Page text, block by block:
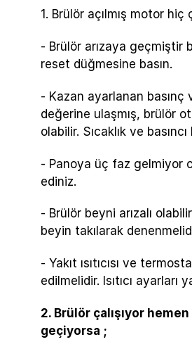
1. Brülör açılmış motor hiç
- Brülör arızaya geçmiştir
reset düğmesine basın.
- Kazan ayarlanan basınç
değerine ulaşmış, brülör
olabilir. Sıcaklık ve
- Panoya üç faz gelmiyor
ediniz.
- Brülör beyni arızalı
beyin takılarak
- Yakıt ısıtıcısı ve
edilmelidir. Isıtıcı ayarları
2. Brülör çalışıyor hemen
geçiyorsa ;